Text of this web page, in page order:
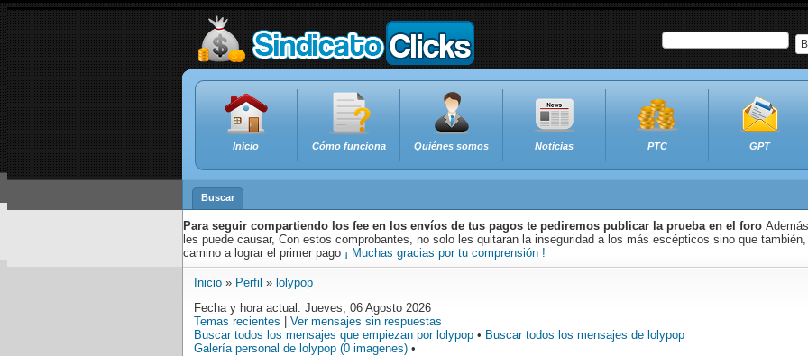
Inicio Cómo funciona Quiénes somos Noticias PTC GPT
Buscar
Para seguir compartiendo los fee en los envíos de tus pagos te pediremos publicar la prueba en el foro
les puede causar, Con estos comprobantes, no solo les quitaran la inseguridad a los más escépticos sino que
camino a lograr el primer pago ¡ Muchas gracias por tu comprensión !
Inicio » Perfil » lolypop
Fecha y hora actual: Jueves, 06 Agosto 2026
Temas recientes
Ver mensajes sin respuestas
Buscar todos los mensajes que empiezan por lolypop • Buscar todos los mensajes de lolypop
Galería personal de lolypop (0 imagenes) •